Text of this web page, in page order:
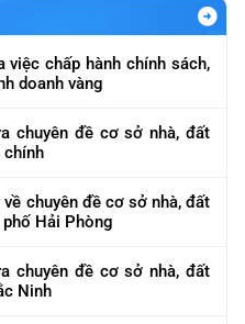
việc chấp hành chính sách,
doanh vàng
chuyên đề cơ sở nhà, đất
chính
chuyên đề cơ sở nhà, đất
Hải Phòng
chuyên đề cơ sở nhà, đất
Ninh